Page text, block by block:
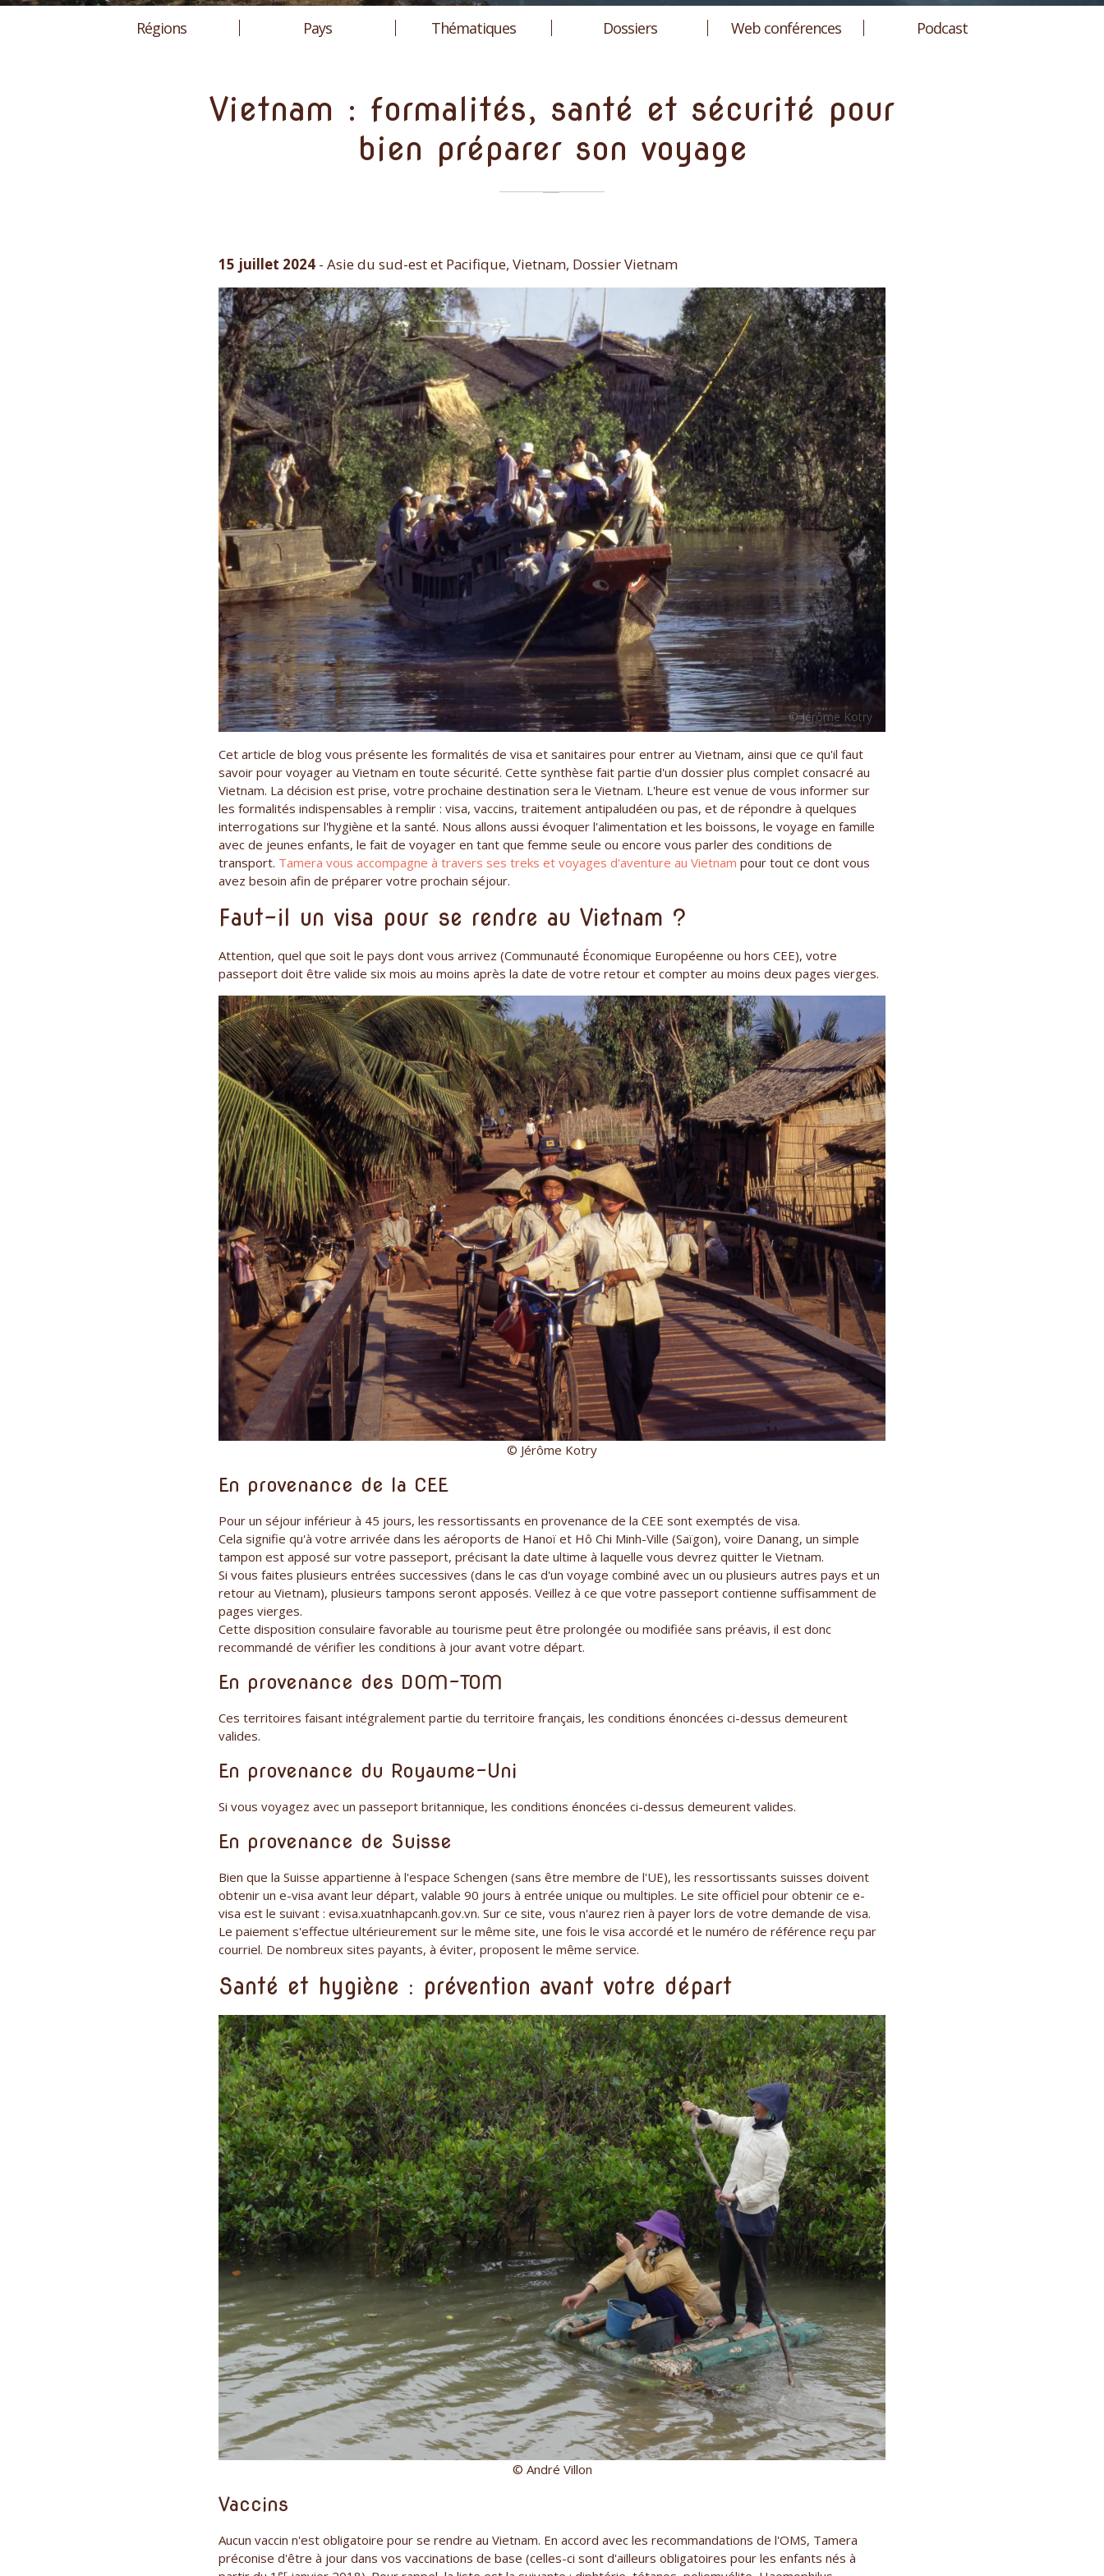
Régions Pays Thématiques Dossiers Web conférences Podcast
Vietnam : formalités, santé et sécurité pour
bien préparer son voyage
15 juillet 2024 - Asie du sud-est et Pacifique, Vietnam, Dossier Vietnam
Cet article de blog vous présente les formalités de visa et sanitaires pour entrer au Vietnam, ainsi que ce qu'il faut
savoir pour voyager au Vietnam en toute sécurité. Cette synthèse fait partie d'un dossier plus complet consacré au
Vietnam. La décision est prise, votre prochaine destination sera le Vietnam. L'heure est venue de vous informer sur
les formalités indispensables à remplir : visa, vaccins, traitement antipaludéen ou pas, et de répondre à quelques
interrogations sur l'hygiène et la santé. Nous allons aussi évoquer l'alimentation et les boissons, le voyage en famille
avec de jeunes enfants, le fait de voyager en tant que femme seule ou encore vous parler des conditions de
transport. Tamera vous accompagne à travers ses treks et voyages d'aventure au Vietnam pour tout ce dont vous
avez besoin afin de préparer votre prochain séjour.
Faut-il un visa pour se rendre au Vietnam ?
Attention, quel que soit le pays dont vous arrivez (Communauté Économique Européenne ou hors CEE), votre
passeport doit être valide six mois au moins après la date de votre retour et compter au moins deux pages vierges.
© Jérôme Kotry
En provenance de la CEE
Pour un séjour inférieur à 45 jours, les ressortissants en provenance de la CEE sont exemptés de visa.
Cela signifie qu'à votre arrivée dans les aéroports de Hanoï et Hô Chi Minh-Ville (Saïgon), voire Danang, un simple
tampon est apposé sur votre passeport, précisant la date ultime à laquelle vous devrez quitter le Vietnam.
Si vous faites plusieurs entrées successives (dans le cas d'un voyage combiné avec un ou plusieurs autres pays et un
retour au Vietnam), plusieurs tampons seront apposés. Veillez à ce que votre passeport contienne suffisamment de
pages vierges.
Cette disposition consulaire favorable au tourisme peut être prolongée ou modifiée sans préavis, il est donc
recommandé de vérifier les conditions à jour avant votre départ.
En provenance des DOM-TOM
Ces territoires faisant intégralement partie du territoire français, les conditions énoncées ci-dessus demeurent
valides.
En provenance du Royaume-Uni
Si vous voyagez avec un passeport britannique, les conditions énoncées ci-dessus demeurent valides.
En provenance de Suisse
Bien que la Suisse appartienne à l'espace Schengen (sans être membre de l'UE), les ressortissants suisses doivent
obtenir un e-visa avant leur départ, valable 90 jours à entrée unique ou multiples. Le site officiel pour obtenir ce e-
visa est le suivant : evisa.xuatnhapcanh.gov.vn. Sur ce site, vous n'aurez rien à payer lors de votre demande de visa.
Le paiement s'effectue ultérieurement sur le même site, une fois le visa accordé et le numéro de référence reçu par
courriel. De nombreux sites payants, à éviter, proposent le même service.
Santé et hygiène : prévention avant votre départ
© André Villon
Vaccins
Aucun vaccin n'est obligatoire pour se rendre au Vietnam. En accord avec les recommandations de l'OMS, Tamera
préconise d'être à jour dans vos vaccinations de base (celles-ci sont d'ailleurs obligatoires pour les enfants nés à
er